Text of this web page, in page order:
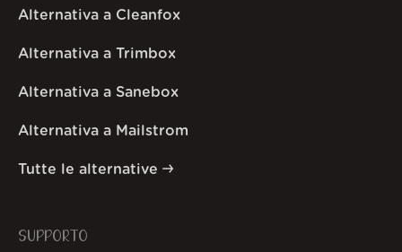
Alternativa a Cleanfox
Alternativa a Trimbox
Alternativa a Sanebox
Alternativa a Mailstrom
Tutte le alternative
SUPPORTO